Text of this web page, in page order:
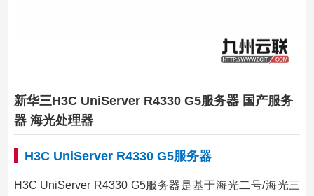
新华三H3C UniServer R4330 G5服务器 国产服务
器 海光处理器
H3C UniServer R4330 G5服务器
H3C UniServer R4330 G5服务器是基于海光二号/海光三